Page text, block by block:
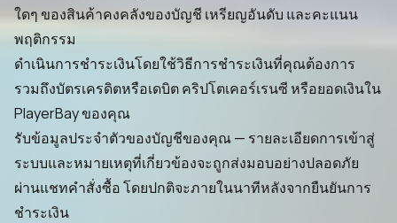
ใดๆ ของสินค้าคงคลังของบัญชี เหรียญอันดับ และคะแนน
พฤติกรรม
ดำเนินการชำระเงินโดยใช้วิธีการชำระเงินที่คุณต้องการ
รวมถึงบัตรเครดิตหรือเดบิต คริปโตเคอร์เรนซี หรือยอดเงินใน
PlayerBay ของคุณ
รับข้อมูลประจำตัวของบัญชีของคุณ — รายละเอียดการเข้าสู่
ระบบและหมายเหตุที่เกี่ยวข้องจะถูกส่งมอบอย่างปลอดภัย
ผ่านแชทคำสั่งซื้อ โดยปกติจะภายในนาทีหลังจากยืนยันการ
ชำระเงิน